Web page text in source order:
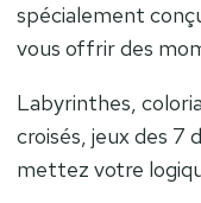
spécialement
vous offrir des
Labyrinthes,
croisés, jeux des 7
mettez votre